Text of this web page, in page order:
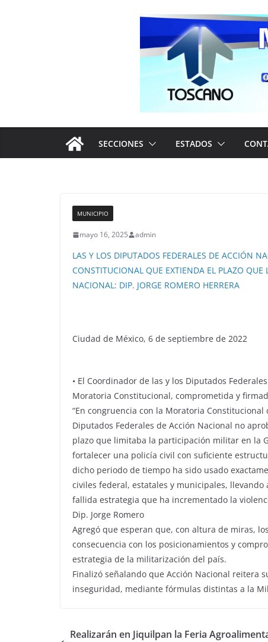
SECCIONES ESTADOS
MUNICIPIO
mayo 16, 2025 admin
LAS Y LOS DIPUTADOS FEDERALES DE ACCIÓN
CONSTITUCIONAL QUE EXTIENDA EL PLAZO
NACIONAL: DIP. JORGE ROMERO HERRERA
Ciudad de México, 6 de septiembre de 2022
• El Coordinador de las y los Diputados
Moratoria Constitucional, comprometida y
“En congruencia con la Moratoria
Diputados Federales de Acción Nacional no
plazo que limitaba la participación militar en la
fortalecer una policía civil con suficiente
dicho periodo de tiempo ha sido usado
civiles federal, estatales y municipales,
fallida estrategia que ha incrementado la
Dip. Jorge Romero
Agregó que esperan que, con altura de miras,
consecuencia con los posicionamientos y
estrategia de la militarización del país.
Finalizó señalando que Acción Nacional reitera
inseguridad, mediante fórmulas distintas a la
Realizarán en Jiquilpan la Feria